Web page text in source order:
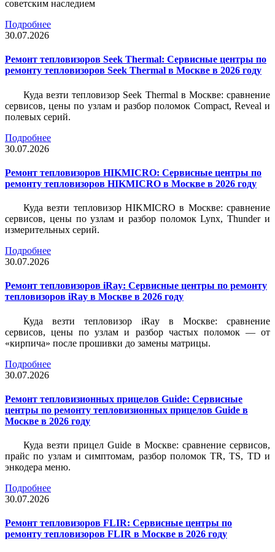
советским наследием
Подробнее
30.07.2026
Ремонт тепловизоров Seek Thermal: Сервисные центры по
ремонту тепловизоров Seek Thermal в Москве в 2026 году
Куда везти тепловизор Seek Thermal в Москве: сравнение
сервисов, цены по узлам и разбор поломок Compact, Reveal и
полевых серий.
Подробнее
30.07.2026
Ремонт тепловизоров HIKMICRO: Сервисные центры по
ремонту тепловизоров HIKMICRO в Москве в 2026 году
Куда везти тепловизор HIKMICRO в Москве: сравнение
сервисов, цены по узлам и разбор поломок Lynx, Thunder и
измерительных серий.
Подробнее
30.07.2026
Ремонт тепловизоров iRay: Сервисные центры по ремонту
тепловизоров iRay в Москве в 2026 году
Куда везти тепловизор iRay в Москве: сравнение
сервисов, цены по узлам и разбор частых поломок — от
«кирпича» после прошивки до замены матрицы.
Подробнее
30.07.2026
Ремонт тепловизионных прицелов Guide: Сервисные
центры по ремонту тепловизионных прицелов Guide в
Москве в 2026 году
Куда везти прицел Guide в Москве: сравнение сервисов,
прайс по узлам и симптомам, разбор поломок TR, TS, TD и
энкодера меню.
Подробнее
30.07.2026
Ремонт тепловизоров FLIR: Сервисные центры по
ремонту тепловизоров FLIR в Москве в 2026 году